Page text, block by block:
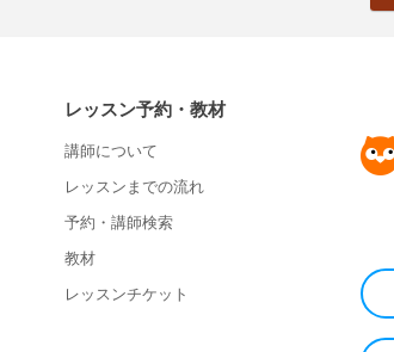
レッスン予約・教材
講師について
レッスンまでの流れ
予約・講師検索
教材
レッスンチケット